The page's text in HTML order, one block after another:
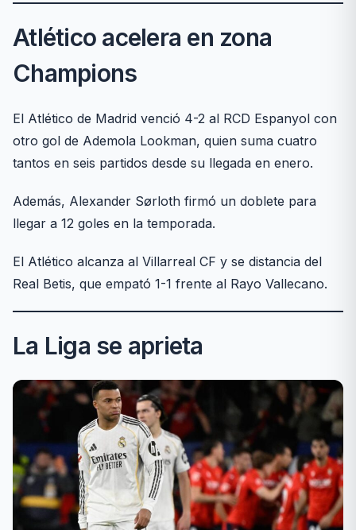
Atlético acelera en zona
Champions
El Atlético de Madrid venció 4-2 al RCD Espanyol con
otro gol de Ademola Lookman, quien suma cuatro
tantos en seis partidos desde su llegada en enero.
Además, Alexander Sørloth firmó un doblete para
llegar a 12 goles en la temporada.
El Atlético alcanza al Villarreal CF y se distancia del
Real Betis, que empató 1-1 frente al Rayo Vallecano.
La Liga se aprieta